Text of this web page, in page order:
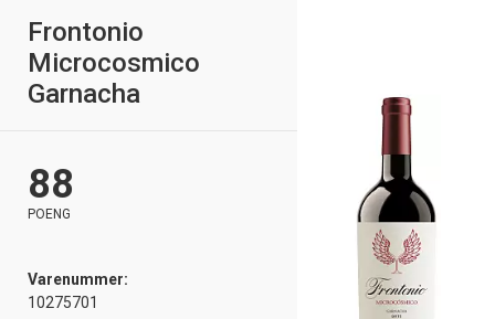
Frontonio
Microcosmico
Garnacha
88
POENG
Varenummer:
10275701